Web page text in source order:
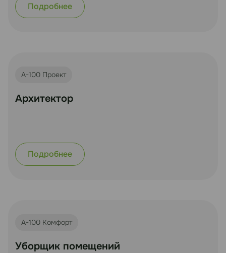
Подробнее
А-100 Проект
Архитектор
Подробнее
А-100 Комфорт
Уборщик помещений